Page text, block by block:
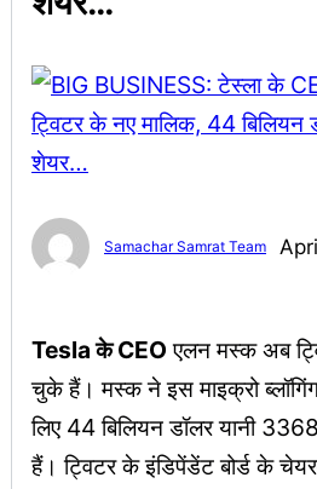
Samachar Samrat Team
Tesla के CEO एलन मस्क अब
चुके हैं। मस्क ने इस माइक्रो
लिए 44 बिलियन डॉलर यानी
हैं। ट्विटर के इंडिपेंडेंट बोर्ड के